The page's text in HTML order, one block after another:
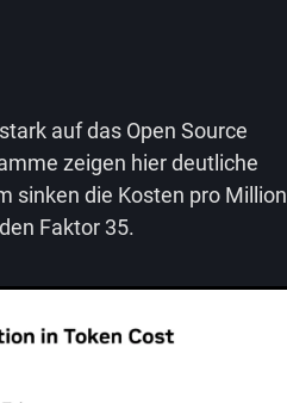
auf das Open Source
zeigen hier deutliche
sinken die Kosten pro Million
Faktor 35.